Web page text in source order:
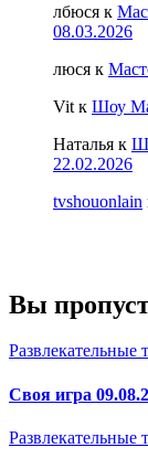
лбюся к
08.03.2026
люся к
Vit к Шоу
Наталья к
22.02.2026
tvshouonlain
Вы
Развлекательные
Своя игра
Развлекательные